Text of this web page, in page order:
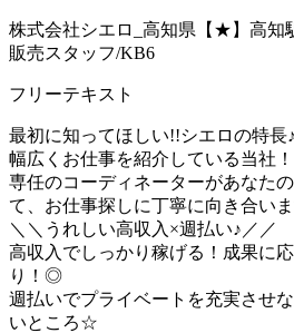
株式会社シエロ_高知県【★】高知
販売スタッフ/KB6
フリーテキスト
最初に知ってほしい!!シエロの特長♪
幅広くお仕事を紹介している当社！
専任のコーディネーターがあなた
て、お仕事探しに丁寧に向き合いま
＼＼うれしい高収入×週払い♪／／
高収入でしっかり稼げる！成果に
り！◎
週払いでプライベートを充実させ
いところ☆